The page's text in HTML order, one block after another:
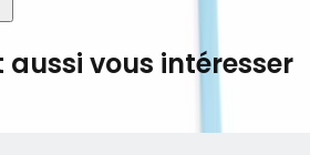
vous intéresser